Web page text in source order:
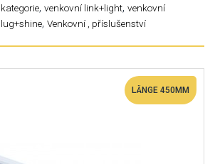
, venkovní link+light, venkovní
, Venkovní , příslušenství
LÄNGE 450MM